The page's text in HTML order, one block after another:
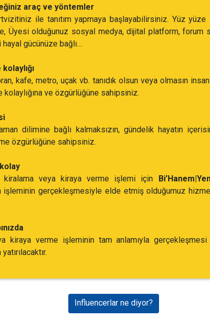
araç ve yöntemler
ile tanıtım yapmaya başlayabilirsiniz. Yüz
Üyesi olduğunuz sosyal medya, dijital platform, forum
hayal gücünüze bağlı…
kafe, metro, uçak vb. tanıdık olsun veya olmasın
kolaylığına ve özgürlüğüne sahipsiniz.
dilimine bağlı kalmaksızın, gündelik hayatın
özgürlüğüne sahipsiniz.
kiralama veya kiraya verme işlemi için
gerçekleşmesiyle elde etmiş olduğumuz
kiraya verme işleminin tam anlamıyla
Influencerlar ne diyor?